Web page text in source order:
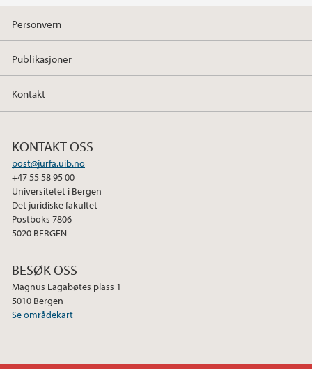
Personvern
Publikasjoner
Kontakt
KONTAKT OSS
post@jurfa.uib.no
+47 55 58 95 00
Universitetet i Bergen
Det juridiske fakultet
Postboks 7806
5020 BERGEN
BESØK OSS
Magnus Lagabøtes plass 1
5010 Bergen
Se områdekart